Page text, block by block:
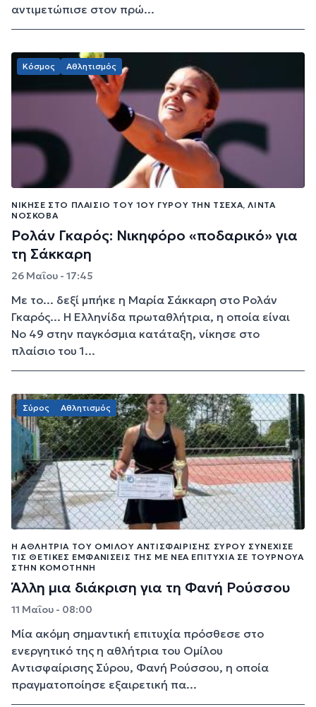
αντιμετώπισε στον πρώ...
Κόσμος Αθλητισμός
ΝΊΚΗΣΕ ΣΤΟ ΠΛΑΊΣΙΟ ΤΟΥ 1ΟΥ ΓΎΡΟΥ ΤΗΝ ΤΣΈΧΑ, ΛΊΝΤΑ
ΝΌΣΚΟΒΑ
Ρολάν Γκαρός: Νικηφόρο «ποδαρικό» για
τη Σάκκαρη
26 Μαΐου - 17:45
Με το... δεξί μπήκε η Μαρία Σάκκαρη στο Ρολάν
Γκαρός... Η Ελληνίδα πρωταθλήτρια, η οποία είναι
Νο 49 στην παγκόσμια κατάταξη, νίκησε στο
πλαίσιο του 1...
Σύρος Αθλητισμός
Η ΑΘΛΉΤΡΙΑ ΤΟΥ ΟΜΊΛΟΥ ΑΝΤΙΣΦΑΊΡΙΣΗΣ ΣΎΡΟΥ ΣΥΝΈΧΙΣΕ
ΤΙΣ ΘΕΤΙΚΈΣ ΕΜΦΑΝΊΣΕΙΣ ΤΗΣ ΜΕ ΝΈΑ ΕΠΙΤΥΧΊΑ ΣΕ ΤΟΥΡΝΟΥΆ
ΣΤΗΝ ΚΟΜΟΤΗΝΉ
Άλλη μια διάκριση για τη Φανή Ρούσσου
11 Μαΐου - 08:00
Μία ακόμη σημαντική επιτυχία πρόσθεσε στο
ενεργητικό της η αθλήτρια του Ομίλου
Αντισφαίρισης Σύρου, Φανή Ρούσσου, η οποία
πραγματοποίησε εξαιρετική πα...